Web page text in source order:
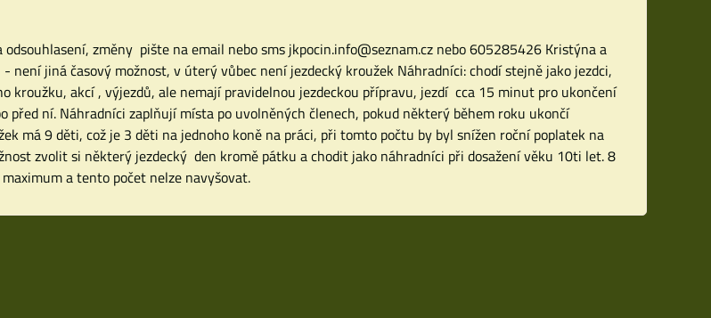
odsouhlasení, změny pište na email nebo sms jkpocin.info@seznam.cz nebo 605285426 Kristýna a
není jiná časový možnost, v úterý vůbec není jezdecký kroužek Náhradníci: chodí stejně jako jezdci,
kroužku, akcí , výjezdů, ale nemají pravidelnou jezdeckou přípravu, jezdí cca 15 minut pro ukončení
před ní. Náhradníci zaplňují místa po uvolněných členech, pokud některý během roku ukončí
má 9 děti, což je 3 děti na jednoho koně na práci, při tomto počtu by byl snížen roční poplatek na
zvolit si některý jezdecký den kromě pátku a chodit jako náhradníci při dosažení věku 10ti let. 8
a tento počet nelze navyšovat.